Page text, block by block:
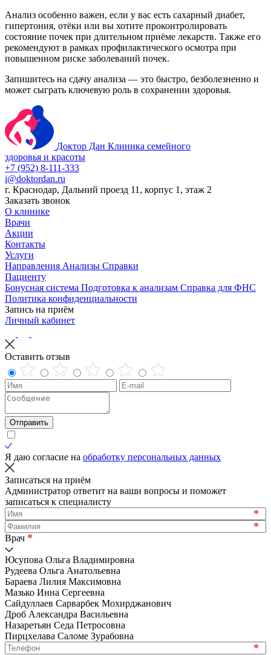
Анализ особенно важен, если у вас есть сахарный диабет,
гипертония, отёки или вы хотите проконтролировать
состояние почек при длительном приёме лекарств. Также его
рекомендуют в рамках профилактического осмотра при
повышенном риске заболеваний почек.
Запишитесь на сдачу анализа — это быстро, безболезненно и
может сыграть ключевую роль в сохранении здоровья.
Доктор Дан Клиника семейного
здоровья и красоты
+7 (952) 8-111-333
i@doktordan.ru
г. Краснодар, Дальний проезд 11, корпус 1, этаж 2
Заказать звонок
О клинике
Врачи
Акции
Контакты
Услуги
Направления Анализы Справки
Пациенту
Бонусная система Подготовка к анализам Справка для ФНС
Политика конфиденциальности
Запись на приём
Личный кабинет
Оставить отзыв
Отправить
Я даю согласие на обработку персональных данных
Записаться на приём
Администратор ответит на ваши вопросы и поможет
записаться к специалисту
*
*
Врач *
Юсупова Ольга Владимировна
Рудеева Ольга Анатольевна
Бараева Лилия Максимовна
Мазько Инна Сергеевна
Сайдуллаев Сарварбек Мохирджанович
Дроб Александра Васильевна
Назаретьян Седа Петросовна
Пирцхелава Саломе Зурабовна
*